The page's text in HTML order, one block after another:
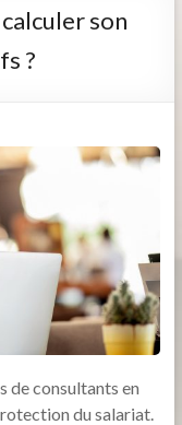
son
?
de consultants en
du salariat.